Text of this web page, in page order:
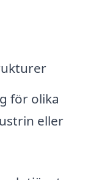
för olika
eller